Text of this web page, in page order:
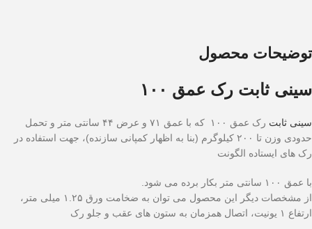
توضیحات محصول
سینی ثابت رک عمق ۱۰۰
سینی ثابت
رک عمق ۱۰۰ که با عمق ۷۱ و عرض ۴۴ سانتی متر و تحمل
حدودی وزن تا ۲۰۰ کیلوگرم (بنا به اظهار کمپانی سازنده)، جهت استفاده در
رک های ایستاده الگونت
با عمق ۱۰۰ سانتی متر بکار برده می شود.
از مشخصات دیگر این محصول می توان به ضخامت ورق ۱.۲۵ میلی متر،
ارتفاع ۱ یونیت، اتصال همزمان به ستون های عقب و جلو رک